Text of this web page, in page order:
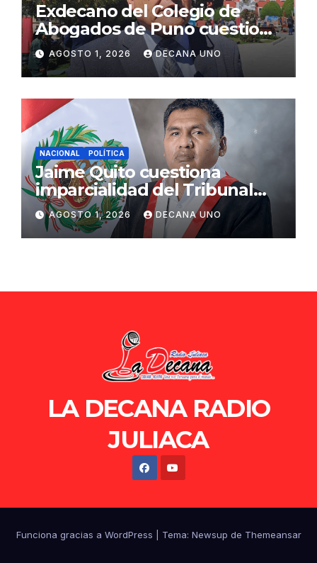
Exdecano del Colegio de
Abogados de Puno cuestiona
propuestas sobre seguridad
ciudadana
AGOSTO 1, 2026 DECANA UNO
NACIONAL POLÍTICA
Jaime Quito cuestiona
imparcialidad del Tribunal
Constitucional tras liberación
de Ollanta Humala
AGOSTO 1, 2026 DECANA UNO
LA DECANA RADIO
JULIACA
Funciona gracias a WordPress Tema: Newsup de Themeansar